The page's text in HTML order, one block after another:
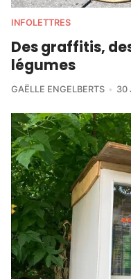
INFOLETTRES
Des graffitis,
légumes
GAËLLE ENGELBERTS 30